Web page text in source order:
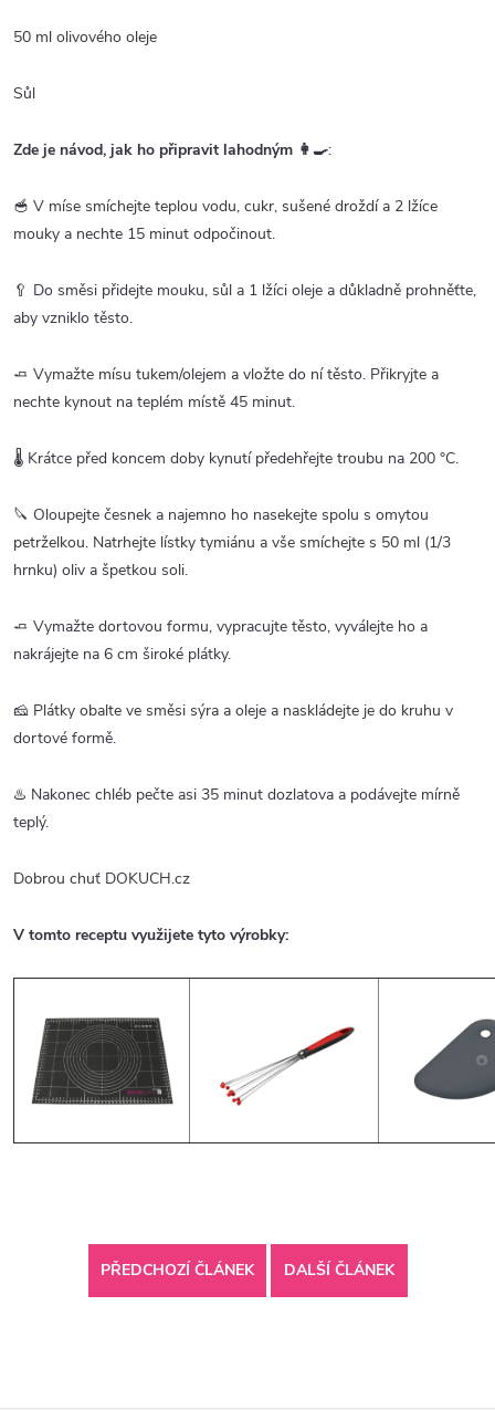
50 ml olivového oleje
Sůl
Zde je návod, jak ho připravit lahodným 👩‍🍳:
🥣 V míse smíchejte teplou vodu, cukr, sušené droždí a 2 lžíce
mouky a nechte 15 minut odpočinout.
🥄 Do směsi přidejte mouku, sůl a 1 lžíci oleje a důkladně prohněťte,
aby vzniklo těsto.
🧈 Vymažte mísu tukem/olejem a vložte do ní těsto. Přikryjte a
nechte kynout na teplém místě 45 minut.
🌡️ Krátce před koncem doby kynutí předehřejte troubu na 200 °C.
🔪 Oloupejte česnek a najemno ho nasekejte spolu s omytou
petrželkou. Natrhejte lístky tymiánu a vše smíchejte s 50 ml (1/3
hrnku) oliv a špetkou soli.
🧈 Vymažte dortovou formu, vypracujte těsto, vyválejte ho a
nakrájejte na 6 cm široké plátky.
🧀 Plátky obalte ve směsi sýra a oleje a naskládejte je do kruhu v
dortové formě.
♨️ Nakonec chléb pečte asi 35 minut dozlatova a podávejte mírně
teplý.
Dobrou chuť DOKUCH.cz
V tomto receptu využijete tyto výrobky:
PŘEDCHOZÍ ČLÁNEK DALŠÍ ČLÁNEK